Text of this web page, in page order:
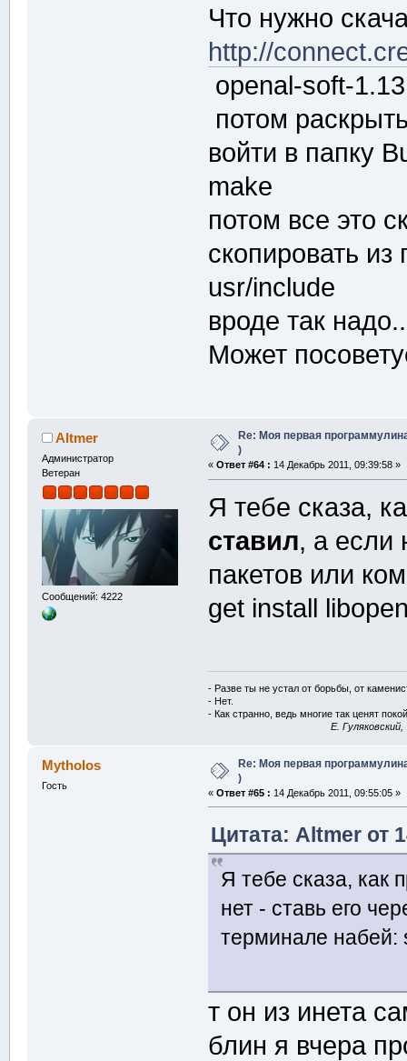
Что нужно
http://
openal-soft-1.13
потом
войти в папку
make
потом все это
скопировать из
usr/include
вроде так
Может
Altmer
Администратор
Ветеран
Сообщений: 4222
Re: Моя первая
)
«Ответ #64 : 14 Декабрь 2011, 09:39:58 »
Я тебе сказа,
ставил, а если
пакетов или
get install
- Разве ты не устал от борьбы, от
- Нет.
- Как странно, ведь многие так ценят
E.
Mytholos
Гость
Re: Моя первая
)
«Ответ #65 : 14 Декабрь 2011, 09:55:05 »
Цитата: Altmer от
Я тебе сказа, как
нет - ставь его
терминале набей:
т он из инета
блин я вчера